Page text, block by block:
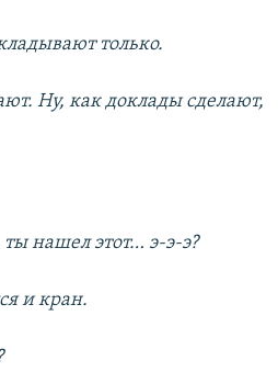
только.
Ну, как доклады сделают,
нашел этот… э-э-э?
и кран.